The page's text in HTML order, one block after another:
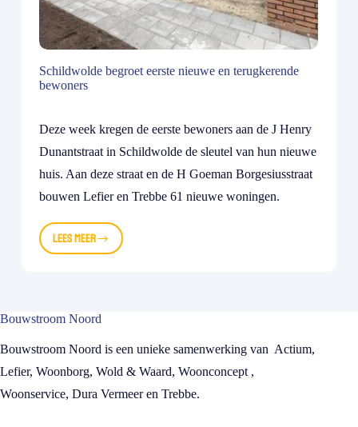
Schildwolde begroet eerste nieuwe en terugkerende
bewoners
Deze week kregen de eerste bewoners aan de J Henry
Dunantstraat in Schildwolde de sleutel van hun nieuwe
huis. Aan deze straat en de H Goeman Borgesiusstraat
bouwen Lefier en Trebbe 61 nieuwe woningen.
Lees meerSchildwolde
terugkerende
Bouwstroom Noord
Bouwstroom Noord is een unieke samenwerking van Actium,
Lefier, Woonborg, Wold & Waard, Woonconcept ,
Woonservice, Dura Vermeer en Trebbe.